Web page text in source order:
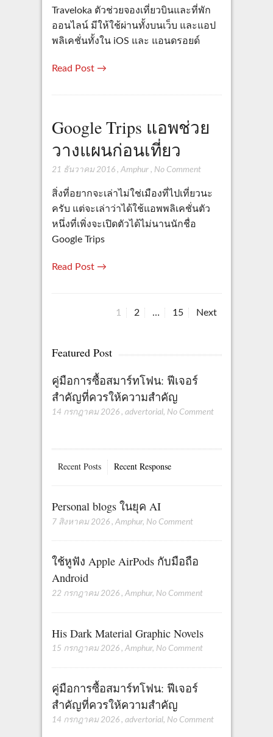
Traveloka ตัวช่วยจองเที่ยวบินและที่พัก
ออนไลน์ มีให้ใช้ผ่านทั้งบนเว็บ และแอป
พลิเคชั่นทั้งใน iOS และ แอนดรอยด์
Read Post →
Google Trips แอพช่วย
วางแผนก่อนเที่ยว
21 ธันวาคม 2016, Amphur, No Comment
สิ่งที่อยากจะเล่าไม่ใช่เมืองที่ไปเที่ยวนะ
ครับ แต่จะเล่าว่าได้ใช้แอพพลิเคชั่นตัว
หนึ่งที่เพิ่งจะเปิดตัวได้ไม่นานนักชื่อ
Google Trips
Read Post →
pagination
Page
1 Page
2 … Page
15 Next
Featured Post
คู่มือการซื้อสมาร์ทโฟน: ฟีเจอร์
สำคัญที่ควรให้ความสำคัญ
14 กรกฎาคม 2026 , advertorial, No Comment
Recent Posts Recent Response
Personal blogs ในยุค AI
7 สิงหาคม 2026 , Amphur, No Comment
ใช้หูฟัง Apple AirPods กับมือถือ
Android
22 กรกฎาคม 2026 , Amphur, No Comment
His Dark Material Graphic Novels
15 กรกฎาคม 2026 , Amphur, No Comment
คู่มือการซื้อสมาร์ทโฟน: ฟีเจอร์
สำคัญที่ควรให้ความสำคัญ
14 กรกฎาคม 2026 , advertorial, No Comment